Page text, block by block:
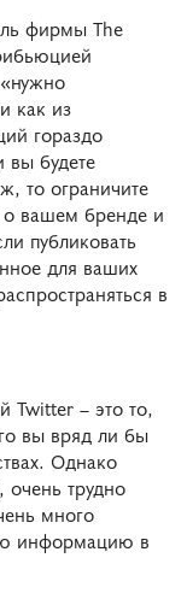
фирмы The
как из
гораздо
вы будете
то ограничите
вашем бренде и
публиковать
для ваших
в
Twitter – это то,
вы вряд ли бы
Однако
очень трудно
много
информацию в